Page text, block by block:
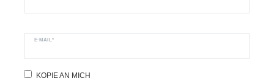
E-MAIL*
KOPIE AN MICH